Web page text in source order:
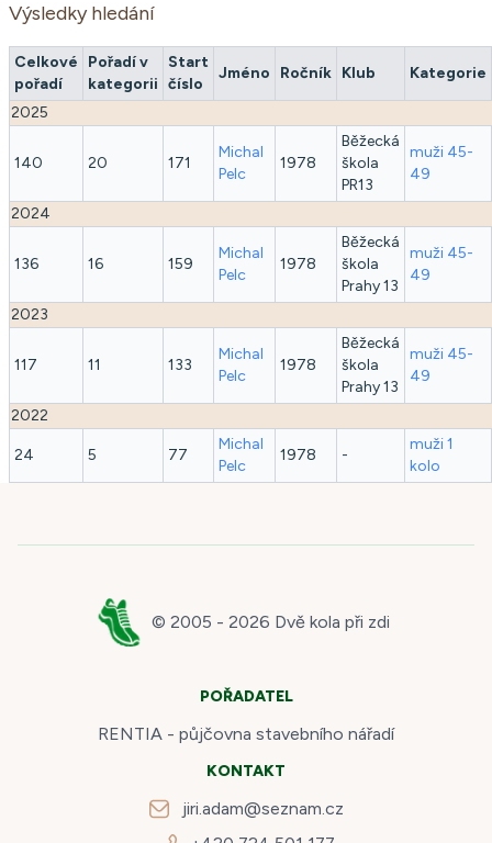
Výsledky hledání
Celkové
pořadí
Pořadí v
kategorii
Start
číslo
Jméno Ročník Klub Kategorie
2025
140 20 171
Michal
Pelc
1978
Běžecká
škola
PR13
muži 45-
49
2024
136 16 159
Michal
Pelc
1978
Běžecká
škola
Prahy 13
muži 45-
49
2023
117 11 133
Michal
Pelc
1978
Běžecká
škola
Prahy 13
muži 45-
49
2022
24 5 77
Michal
Pelc
1978 -
muži 1
kolo
© 2005 - 2026 Dvě kola při zdi
POŘADATEL
RENTIA - půjčovna stavebního nářadí
KONTAKT
jiri.adam@seznam.cz